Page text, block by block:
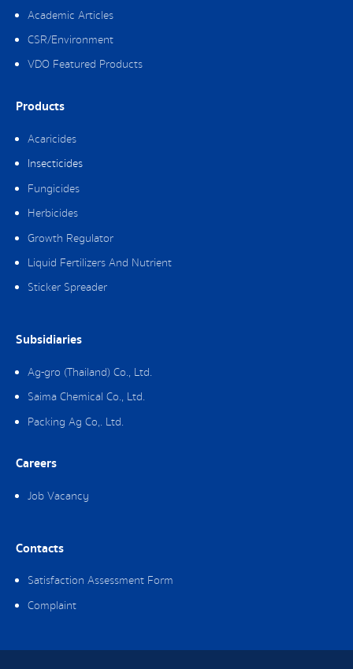
Academic Articles
CSR/Environment
VDO Featured Products
Products
Acaricides
Insecticides
Fungicides
Herbicides
Growth Regulator
Liquid Fertilizers And Nutrient
Sticker Spreader
Subsidiaries
Ag-gro (Thailand) Co., Ltd.
Saima Chemical Co., Ltd.
Packing Ag Co,. Ltd.
Careers
Job Vacancy
Contacts
Satisfaction Assessment Form
Complaint